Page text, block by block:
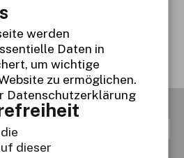
werden
Daten in
um wichtige
zu ermöglichen.
Datenschutzerklärung
dieser